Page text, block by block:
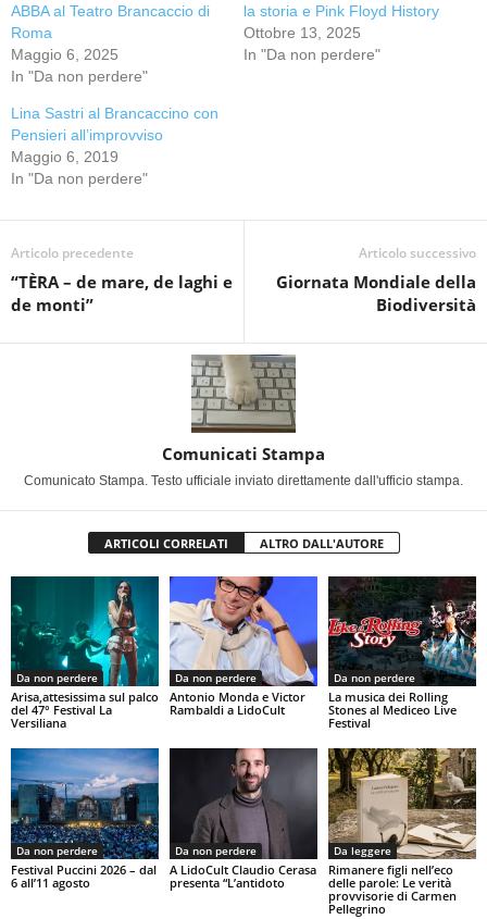
ABBA al Teatro Brancaccio di
Roma
Maggio 6, 2025
In "Da non perdere"
la storia e Pink Floyd History
Ottobre 13, 2025
In "Da non perdere"
Lina Sastri al Brancaccino con
Pensieri all’improvviso
Maggio 6, 2019
In "Da non perdere"
Articolo precedente
“TÈRA – de mare, de laghi e
de monti”
Articolo successivo
Giornata Mondiale della
Biodiversità
Comunicati Stampa
Comunicato Stampa. Testo ufficiale inviato direttamente dall'ufficio stampa.
ARTICOLI CORRELATI ALTRO DALL'AUTORE
Da non perdere
Arisa,attesissima sul palco
del 47° Festival La
Versiliana
Da non perdere
Antonio Monda e Victor
Rambaldi a LidoCult
Da non perdere
La musica dei Rolling
Stones al Mediceo Live
Festival
Da non perdere
Festival Puccini 2026 – dal
6 all’11 agosto
Da non perdere
A LidoCult Claudio Cerasa
presenta “L’antidoto
Da leggere
Rimanere figli nell’eco
delle parole: Le verità
provvisorie di Carmen
Pellegrino